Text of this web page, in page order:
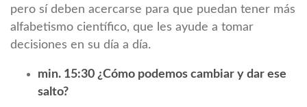
pero sí deben acercarse para que puedan tener más
alfabetismo científico, que les ayude a tomar
decisiones en su día a día.
min. 15:30 ¿Cómo podemos cambiar y dar ese
salto?